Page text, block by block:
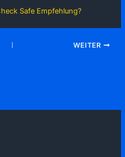
Safe Empfehlung?
WEITER